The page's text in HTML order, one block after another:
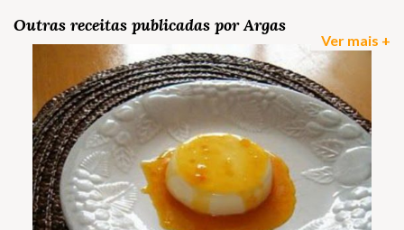
Outras receitas publicadas por Argas
Ver mais +